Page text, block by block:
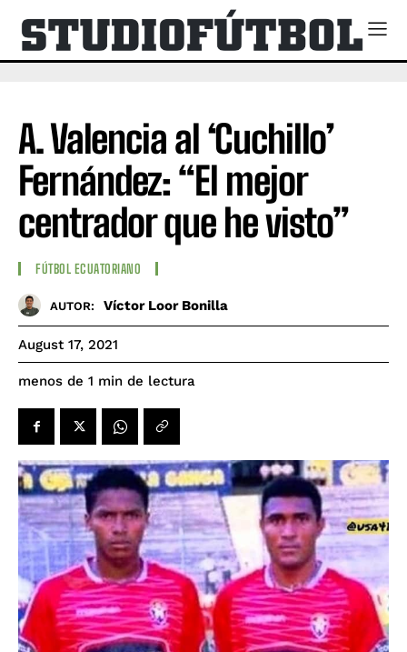
A. Valencia al ‘Cuchillo’
Fernández: “El mejor
centrador que he visto”
FÚTBOL ECUATORIANO
AUTOR: Víctor Loor Bonilla
August 17, 2021
menos de 1 min de lectura